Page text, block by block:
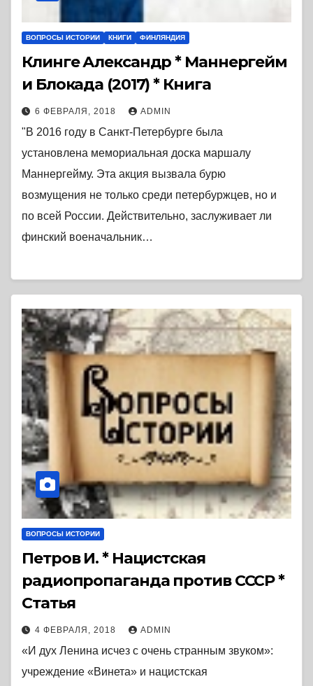
ВОПРОСЫ ИСТОРИИ КНИГИ ФИНЛЯНДИЯ
Клинге Александр * Маннергейм
и Блокада (2017) * Книга
6 ФЕВРАЛЯ, 2018 ADMIN
"В 2016 году в Санкт-Петербурге была
установлена мемориальная доска маршалу
Маннергейму. Эта акция вызвала бурю
возмущения не только среди петербуржцев, но и
по всей России. Действительно, заслуживает ли
финский военачальник…
ВОПРОСЫ ИСТОРИИ
Петров И. * Нацистская
радиопропаганда против СССР *
Статья
4 ФЕВРАЛЯ, 2018 ADMIN
«И дух Ленина исчез с очень странным звуком»:
учреждение «Винета» и нацистская